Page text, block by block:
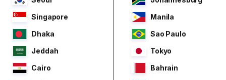
Singapore
Manila
Dhaka
Sao Paulo
Jeddah
Tokyo
Cairo
Bahrain